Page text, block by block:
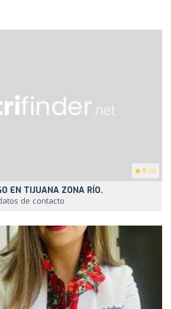
5 (4)
EN TIJUANA ZONA RÍO.
de contacto